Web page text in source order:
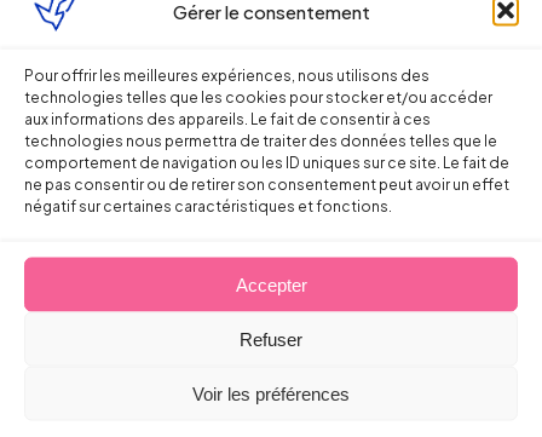
Gérer le consentement
Pour offrir les meilleures expériences, nous utilisons des
technologies telles que les cookies pour stocker et/ou accéder
aux informations des appareils. Le fait de consentir à ces
technologies nous permettra de traiter des données telles que le
comportement de navigation ou les ID uniques sur ce site. Le fait de
ne pas consentir ou de retirer son consentement peut avoir un effet
négatif sur certaines caractéristiques et fonctions.
Accepter
Refuser
Voir les préférences
juin 2024, la négociation portant sur la
exceptionnelle de leur bénéfice et sur les
modalités de partage de la valeur avec les
salariés qui en découlent. Il ne s’agit
toutefois nullement d’une obligation de
conclure un accord collectif. L’obligation de
l’employeur aura loyalement tenté de
négocier un accord avec les organisations
syndicales présentes dans l’entreprise.